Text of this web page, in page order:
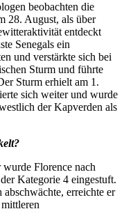
beobachten die
28. August, als über
entdeckt
Senegals ein
und verstärkte sich bei
Sturm und führte
Sturm erhielt am 1.
sich weiter und wurde
der Kapverden als
wurde Florence nach
Kategorie 4 eingestuft.
erreichte er